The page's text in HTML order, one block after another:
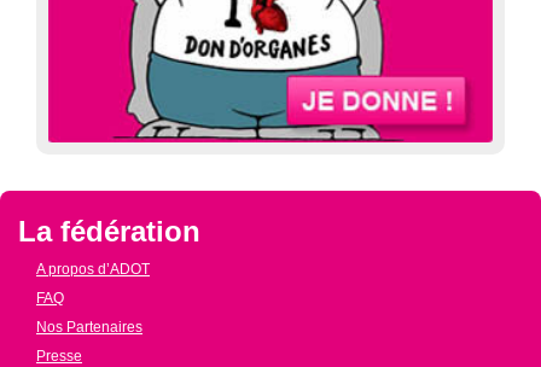
La fédération
A propos d’ADOT
FAQ
Nos Partenaires
Presse